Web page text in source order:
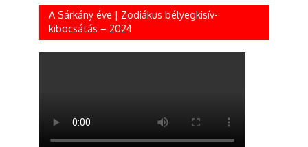
A Sárkány éve | Zodiákus bélyegkisív-
kibocsátás – 2024